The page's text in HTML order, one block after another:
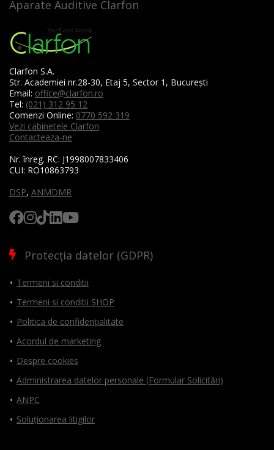
Aparate Auditive Clarfon
Clarfon S.A.
Str. Academiei nr.28-30, Etaj 5, Sector 1, București
Email: office@clarfon.ro
Tel: (021) 312 95 12
Comenzi Online: 0770 592 319
Vezi cabinetele Clarfon
Contacteaza-ne
Nr. înreg. RC: J1998007833406
CUI: RO10863793
DSP, ANMDMR
Protecția datelor (GDPR)
Termeni si conditii
Termeni si conditii SHOP
Politica de confidențialitate
Acordul de marketing
Despre cookies
Administrarea datelor personale (Formular Solicitări)
ANPC
Soluționarea litigilor